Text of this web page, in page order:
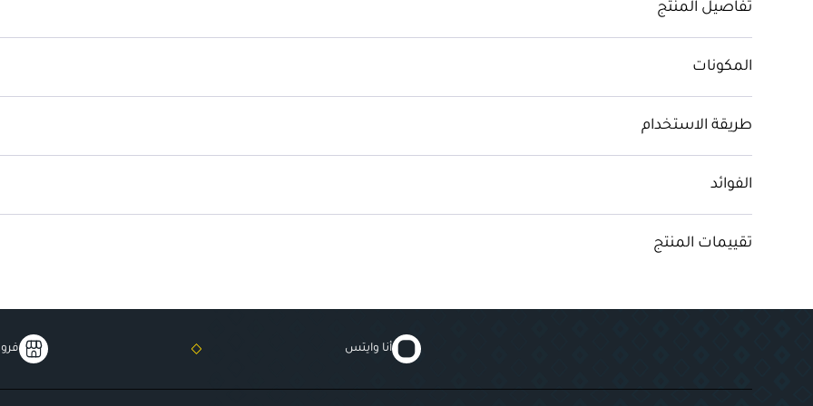
تفاصيل المنتج
المكونات
طريقة الاستخدام
الفوائد
تقييمات المنتج
أنا وايتس